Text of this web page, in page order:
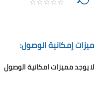
ميزات إمكانية الوصول:
لا يوجد مميزات امكانية الوصول